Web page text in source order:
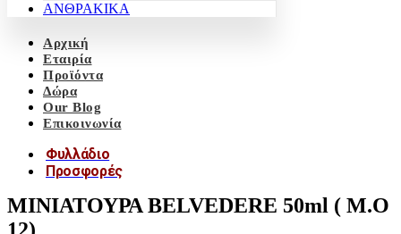
ΑΝΘΡΑΚΙΚΑ
Αρχική
Εταιρία
Προϊόντα
Δώρα
Our Blog
Επικοινωνία
Φυλλάδιο
Προσφορές
ΜΙΝΙΑΤΟΥΡΑ BELVEDERE 50ml ( M.O